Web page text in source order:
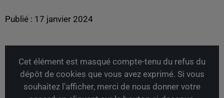
Publié : 17 janvier 2024
Cet élément est masqué compte-tenu du refus du
dépôt de cookies que vous avez exprimé. Si vous
souhaitez l'afficher, merci de nous donner votre